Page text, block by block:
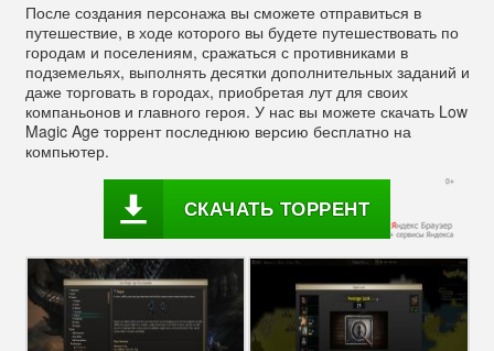
После создания персонажа вы сможете отправиться в
путешествие, в ходе которого вы будете путешествовать по
городам и поселениям, сражаться с противниками в
подземельях, выполнять десятки дополнительных заданий и
даже торговать в городах, приобретая лут для своих
компаньонов и главного героя. У нас вы можете скачать Low
Magic Age торрент последнюю версию бесплатно на
компьютер.
СКАЧАТЬ ТОРРЕНТ